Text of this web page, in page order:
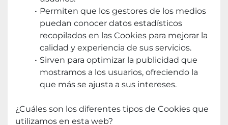
Permiten que los gestores de los medios
puedan conocer datos estadísticos
recopilados en las Cookies para mejorar la
calidad y experiencia de sus servicios.
Sirven para optimizar la publicidad que
mostramos a los usuarios, ofreciendo la
que más se ajusta a sus intereses.
¿Cuáles son los diferentes tipos de Cookies que
utilizamos en esta web?